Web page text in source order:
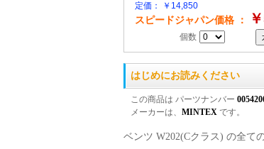
定価： ￥14,850
スピードジャパン価格 ：
個数
はじめにお読みください
この商品は パーツナンバー
メーカーは、 MINTEXです。
ベンツ W202(Cクラス) の全て